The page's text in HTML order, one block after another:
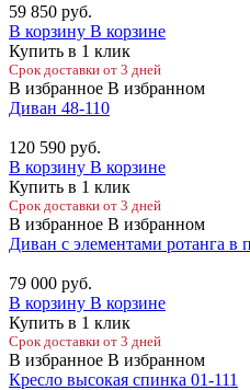
59 850 руб.
В корзину В корзине
Купить в 1 клик
Срок доставки от 3 дней
В избранное В избранном
Диван 48-110
120 590 руб.
В корзину В корзине
Купить в 1 клик
Срок доставки от 3 дней
В избранное В избранном
Диван с элементами ротанга в
79 000 руб.
В корзину В корзине
Купить в 1 клик
Срок доставки от 3 дней
В избранное В избранном
Кресло высокая спинка 01-111